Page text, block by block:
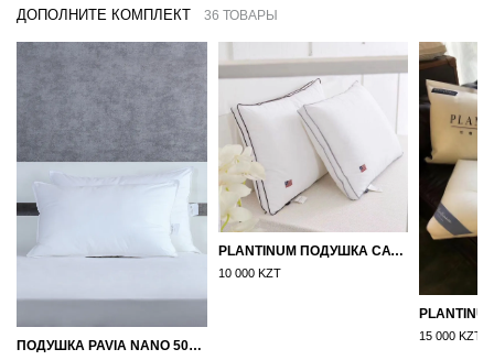
ДОПОЛНИТЕ КОМПЛЕКТ 36 ТОВАРЫ
ПОДУШКА PAVIA NANO 50X70
PLANTINUM ПОДУШКА САТИН, ШЕЛК 50Х70
10 000 KZT
15 000 KZT